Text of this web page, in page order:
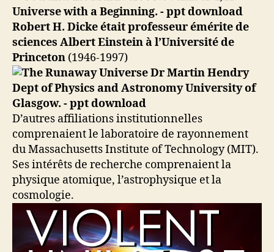
Henry
Dicke,
physicien
américain
Robert H. Dicke était professeur émérite de
sciences Albert Einstein à l’Université de
Princeton (1946-1997)
D’autres affiliations institutionnelles
comprenaient le laboratoire de rayonnement
du Massachusetts Institute of Technology (MIT).
Ses intérêts de recherche comprenaient la
physique atomique, l’astrophysique et la
cosmologie.